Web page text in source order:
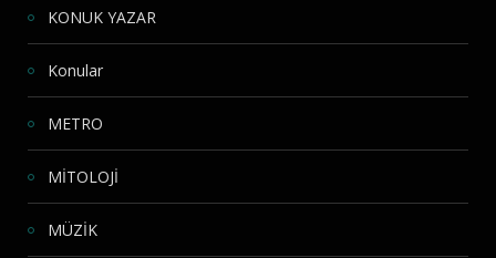
KONUK YAZAR
Konular
METRO
MİTOLOJİ
MÜZİK